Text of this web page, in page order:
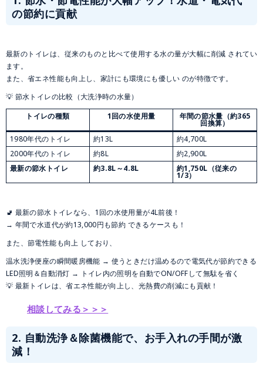
の節約に貢献
最新のトイレは、従来のものと比べて使用する水の量が大幅に削減 されてい
ます。
また、省エネ性能も向上し、家計にも環境にも優しい のが特徴です。
💡 節水トイレの比較（大洗浄時の水量）
トイレの種類
1回の水使用量 年間の節水量（約365
回換算）
1980年代のトイレ
約13L
約4,700L
2000年代のトイレ
約8L
約2,900L
最新の節水トイレ
約3.8L～4.8L 約1,750L（従来の
1/3）
🚽 最新の節水トイレなら、1回の水使用量が4L前後！
→ 年間で水道代が約13,000円も節約 できるケースも！
また、節電性能も向上 しており、
温水洗浄便座の瞬間暖房機能 → 使うときだけ温めるので電気代が節約できる
LED照明＆自動消灯 → トイレ内の照明を自動でON/OFFして無駄を省く
💡 最新トイレは、省エネ性能が向上し、光熱費の削減にも貢献！
相談してみる＞＞＞
2. 自動洗浄＆除菌機能で、お手入れの手間が激
減！